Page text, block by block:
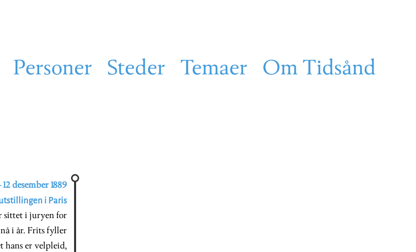
Personer Steder Temaer Om Tidsånd
desember 1889
i Paris
sittet i juryen for
i år. Frits fyller
hans er velpleid,